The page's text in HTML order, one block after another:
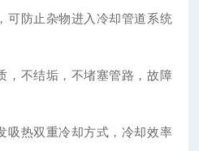
可防止杂物进入冷却管道系统
，不结垢，不堵塞管路，故障
吸热双重冷却方式，冷却效率